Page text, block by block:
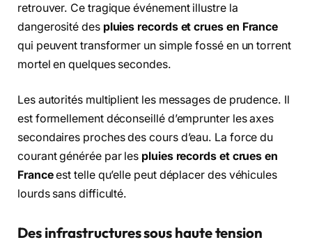
retrouver. Ce tragique événement illustre la
dangerosité des pluies records et crues en France
qui peuvent transformer un simple fossé en un torrent
mortel en quelques secondes.
Les autorités multiplient les messages de prudence. Il
est formellement déconseillé d’emprunter les axes
secondaires proches des cours d’eau. La force du
courant générée par les pluies records et crues en
Franceest telle qu’elle peut déplacer des véhicules
lourds sans difficulté.
Des infrastructures sous haute tension